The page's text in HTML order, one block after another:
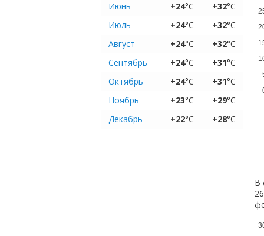
Июнь
+24°C +32°C
Июль
+24°C +32°C
Август
+24°C +32°C
Сентябрь
+24°C +31°C
Октябрь
+24°C +31°C
Ноябрь
+23°C +29°C
Декабрь
+22°C +28°C
В